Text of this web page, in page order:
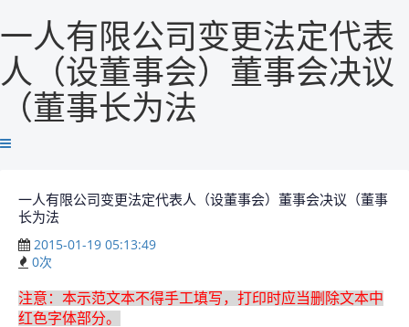
一人有限公司变更法定代表
人（设董事会）董事会决议
（董事长为法
一人有限公司变更法定代表人（设董事会）董事会决议（董事
长为法
2015-01-19 05:13:49
0次
注意：本示范文本不得手工填写，打印时应当删除文本中
红色字体部分。